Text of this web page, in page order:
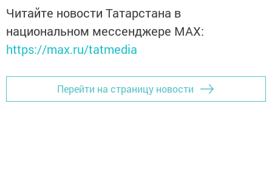
Читайте новости Татарстана в
национальном мессенджере MАХ:
https://max.ru/tatmedia
Перейти на страницу новости